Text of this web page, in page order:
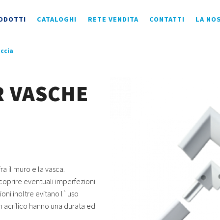
CATALOGHI RETE VENDITA CONTATTI LA
il muro e la vasca.
eventuali imperfezioni
inoltre evitano l`uso
acrilico hanno una durata ed